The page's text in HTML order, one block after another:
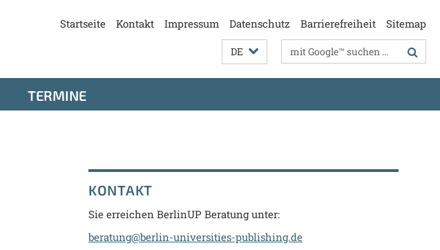
Startseite Kontakt Impressum Datenschutz Barrierefreiheit Sitemap
DE Suchbegriffe
TERMINE
KONTAKT
Sie erreichen BerlinUP Beratung unter:
beratung@berlin-universities-publishing.de